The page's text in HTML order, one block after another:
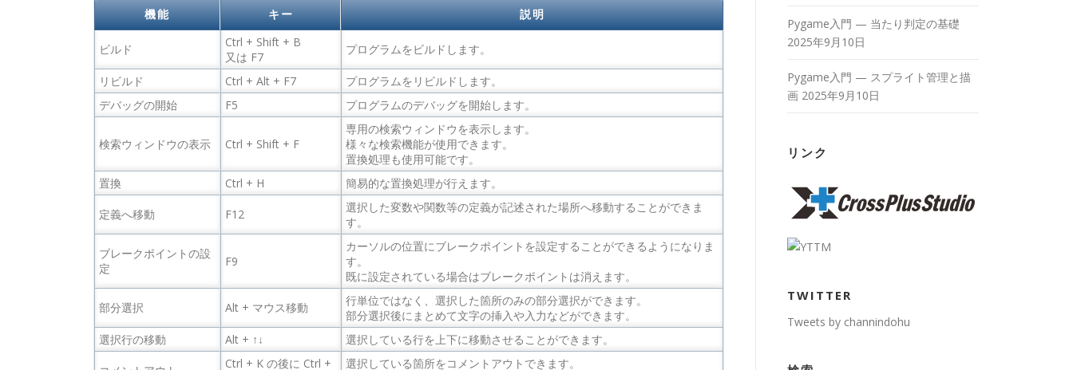
機能 キー 説明
ビルド
Ctrl + Shift + B
又は F7
プログラムをビルドします。
リビルド Ctrl + Alt + F7
プログラムをリビルドします。
デバッグの開始
F5 プログラムのデバッグを開始します。
検索ウィンドウの表示 Ctrl + Shift + F
専用の検索ウィンドウを表示します。
様々な検索機能が使用できます。
置換処理も使用可能です。
置換
Ctrl + H 簡易的な置換処理が行えます。
定義へ移動 F12
選択した変数や関数等の定義が記述された場所へ移動することができま
す。
ブレークポイントの設
定
F9
カーソルの位置にブレークポイントを設定することができるようになりま
す。
既に設定されている場合はブレークポイントは消えます。
部分選択 Alt + マウス移動
行単位ではなく、選択した箇所のみの部分選択ができます。
部分選択後にまとめて文字の挿入や入力などができます。
選択行の移動
Alt + ↑↓ 選択している行を上下に移動させることができます。
Ctrl + K の後に Ctrl + 選択している箇所をコメントアウトできます。
Pygame入門 — 当たり判定の基礎
2025年9月10日
Pygame入門 — スプライト管理と描
画 2025年9月10日
リンク
TWITTER
Tweets by channindohu